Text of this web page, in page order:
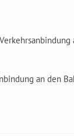
an den